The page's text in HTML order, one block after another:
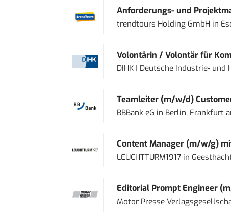
Anforderungs- und
trendtours Holding GmbHin
Volontärin / Volontär für
DIHK | Deutsche Industrie- und
Teamleiter (m/w/d)
BBBank eG in Berlin, Frankfurt
Content Manager (m/w/g)
LEUCHTTURM1917in
Editorial Prompt Engineer
Motor Presse